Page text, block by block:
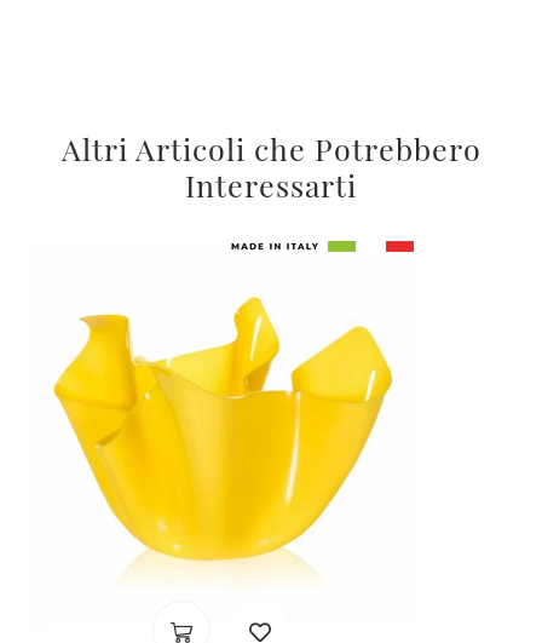
Altri Articoli che Potrebbero
Interessarti